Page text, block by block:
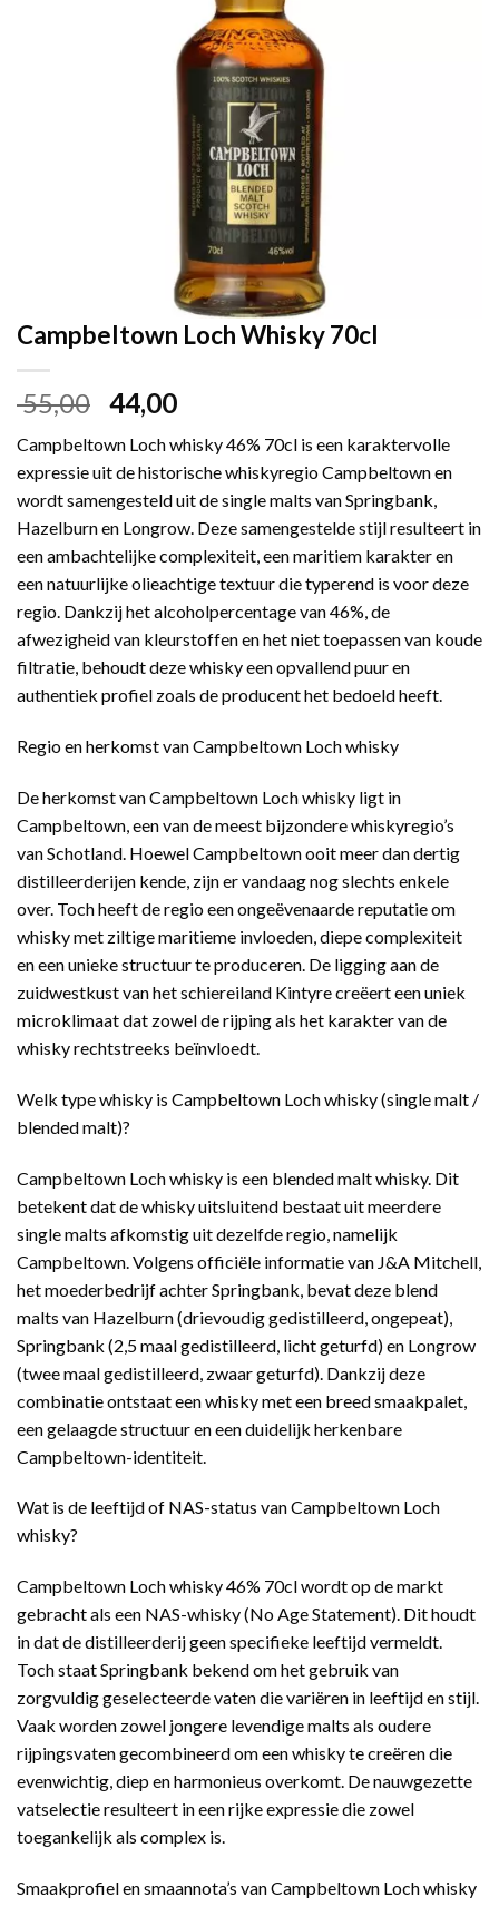
Campbeltown Loch Whisky 70cl
55,00 Oorspronkelijke
prijs
was:
€ 55,00.
44,00Huidige
is:
€ 44,00.
Campbeltown Loch whisky 46% 70cl is een karaktervolle
expressie uit de historische whiskyregio Campbeltown en
wordt samengesteld uit de single malts van Springbank,
Hazelburn en Longrow. Deze samengestelde stijl resulteert in
een ambachtelijke complexiteit, een maritiem karakter en
een natuurlijke olieachtige textuur die typerend is voor deze
regio. Dankzij het alcoholpercentage van 46%, de
afwezigheid van kleurstoffen en het niet toepassen van koude
filtratie, behoudt deze whisky een opvallend puur en
authentiek profiel zoals de producent het bedoeld heeft.
Regio en herkomst van Campbeltown Loch whisky
De herkomst van Campbeltown Loch whisky ligt in
Campbeltown, een van de meest bijzondere whiskyregio’s
van Schotland. Hoewel Campbeltown ooit meer dan dertig
distilleerderijen kende, zijn er vandaag nog slechts enkele
over. Toch heeft de regio een ongeëvenaarde reputatie om
whisky met ziltige maritieme invloeden, diepe complexiteit
en een unieke structuur te produceren. De ligging aan de
zuidwestkust van het schiereiland Kintyre creëert een uniek
microklimaat dat zowel de rijping als het karakter van de
whisky rechtstreeks beïnvloedt.
Welk type whisky is Campbeltown Loch whisky (single malt /
blended malt)?
Campbeltown Loch whisky is een blended malt whisky. Dit
betekent dat de whisky uitsluitend bestaat uit meerdere
single malts afkomstig uit dezelfde regio, namelijk
Campbeltown. Volgens officiële informatie van J&A Mitchell,
het moederbedrijf achter Springbank, bevat deze blend
malts van Hazelburn (drievoudig gedistilleerd, ongepeat),
Springbank (2,5 maal gedistilleerd, licht geturfd) en Longrow
(twee maal gedistilleerd, zwaar geturfd). Dankzij deze
combinatie ontstaat een whisky met een breed smaakpalet,
een gelaagde structuur en een duidelijk herkenbare
Campbeltown-identiteit.
Wat is de leeftijd of NAS-status van Campbeltown Loch
whisky?
Campbeltown Loch whisky 46% 70cl wordt op de markt
gebracht als een NAS-whisky (No Age Statement). Dit houdt
in dat de distilleerderij geen specifieke leeftijd vermeldt.
Toch staat Springbank bekend om het gebruik van
zorgvuldig geselecteerde vaten die variëren in leeftijd en stijl.
Vaak worden zowel jongere levendige malts als oudere
rijpingsvaten gecombineerd om een whisky te creëren die
evenwichtig, diep en harmonieus overkomt. De nauwgezette
vatselectie resulteert in een rijke expressie die zowel
toegankelijk als complex is.
Smaakprofiel en smaannota’s van Campbeltown Loch whisky